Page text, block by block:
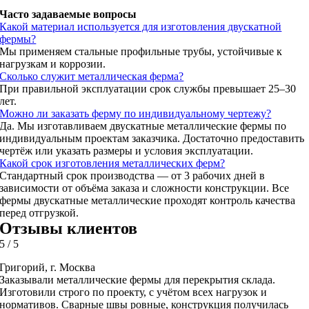
Часто задаваемые вопросы
Какой материал используется для изготовления двускатной
фермы?
Мы применяем стальные профильные трубы, устойчивые к
нагрузкам и коррозии.
Сколько служит металлическая ферма?
При правильной эксплуатации срок службы превышает 25–30
лет.
Можно ли заказать ферму по индивидуальному чертежу?
Да. Мы изготавливаем двускатные металлические фермы по
индивидуальным проектам заказчика. Достаточно предоставить
чертёж или указать размеры и условия эксплуатации.
Какой срок изготовления металлических ферм?
Стандартный срок производства — от 3 рабочих дней в
зависимости от объёма заказа и сложности конструкции. Все
фермы двускатные металлические проходят контроль качества
перед отгрузкой.
Отзывы клиентов
5 / 5
Григорий, г. Москва
Заказывали металлические фермы для перекрытия склада.
Изготовили строго по проекту, с учётом всех нагрузок и
нормативов. Сварные швы ровные, конструкция получилась